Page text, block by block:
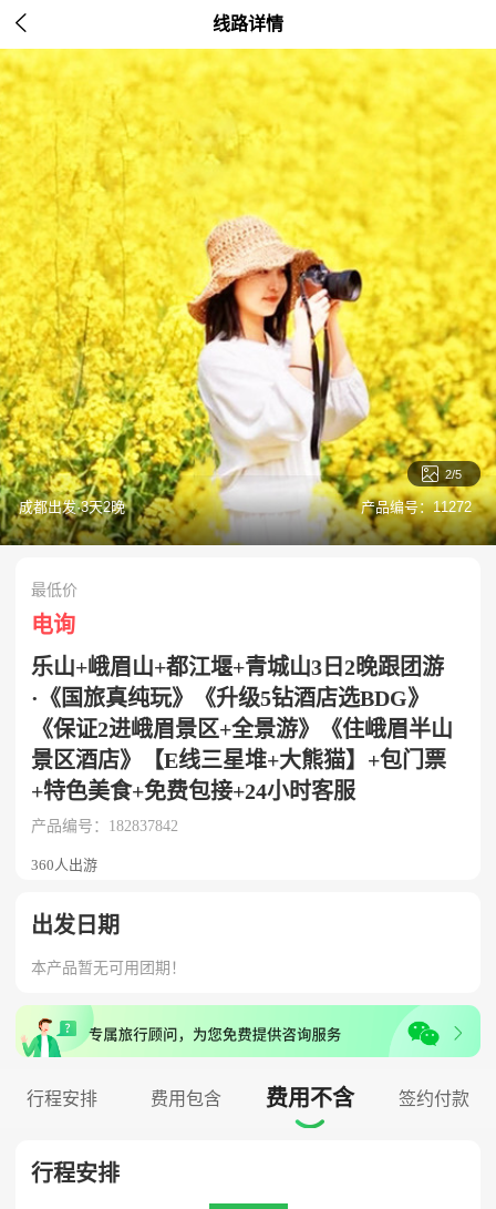
 线路详情
 2/5
成都出发·3天2晚 产品编号：11272
最低价
电询
乐山+峨眉山+都江堰+青城山3日2晚跟团游
·《国旅真纯玩》《升级5钻酒店选BDG》
《保证2进峨眉景区+全景游》《住峨眉半山
景区酒店》【E线三星堆+大熊猫】+包门票
+特色美食+免费包接+24小时客服
产品编号：182837842
360人出游
出发日期
本产品暂无可用团期！
行程安排 费用包含 费用不含 签约付款

行程安排